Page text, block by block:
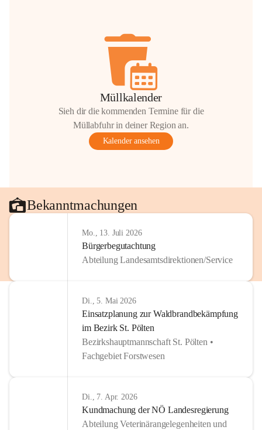
Müllkalender
Sieh dir die kommenden Termine für die
Müllabfuhr in deiner Region an.
Kalender ansehen
Bekanntmachungen
Mo., 13. Juli 2026
Bürgerbegutachtung
Abteilung Landesamtsdirektionen/Service
Di., 5. Mai 2026
Einsatzplanung zur Waldbrandbekämpfung
im Bezirk St. Pölten
Bezirkshauptmannschaft St. Pölten •
Fachgebiet Forstwesen
Di., 7. Apr. 2026
Kundmachung der NÖ Landesregierung
Abteilung Veterinärangelegenheiten und